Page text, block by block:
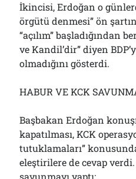
İkincisi, Erdoğan o
örgütü denmesi” ön
“açılım” başladığından
ve Kandil’dir” diyen
olmadığını gösterdi.
HABUR VE KCK
Başbakan Erdoğan
kapatılması, KCK
tutuklamaları”
eleştirilere de cevap
savunmayı yaptı: